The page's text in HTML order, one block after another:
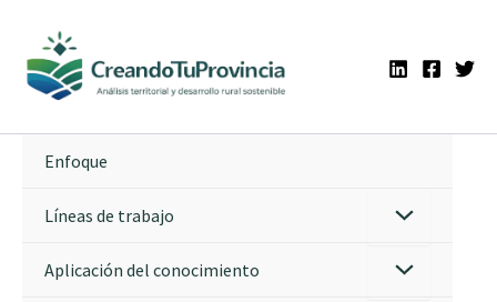
contenido
Enfoque
Líneas de trabajo
Aplicación del conocimiento